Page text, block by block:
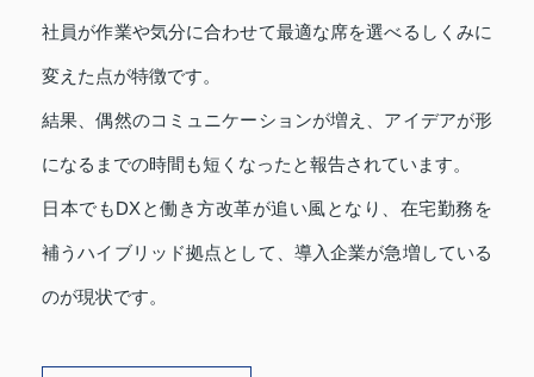
社員が作業や気分に合わせて最適な席を選べるしくみに
変えた点が特徴です。
結果、偶然のコミュニケーションが増え、アイデアが形
になるまでの時間も短くなったと報告されています。
日本でもDXと働き方改革が追い風となり、在宅勤務を
補うハイブリッド拠点として、導入企業が急増している
のが現状です。